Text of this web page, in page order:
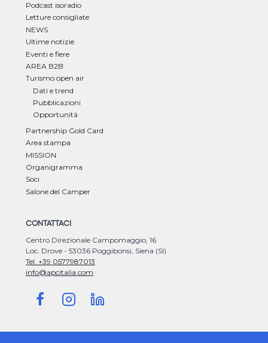
Podcast isoradio
Letture consigliate
NEWS
Ultime notizie
Eventi e fiere
AREA B2B
Turismo open air
Dati e trend
Pubblicazioni
Opportunità
Partnership Gold Card
Area stampa
MISSION
Organigramma
Soci
Salone del Camper
CONTATTACI
Centro Direzionale Campomaggio, 16
Loc. Drove - 53036 Poggibonsi, Siena (SI)
Tel. +39 0577987013
info@apcitalia.com